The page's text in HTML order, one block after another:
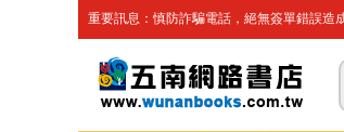
重要訊息：慎防詐騙電話，絕無簽單錯誤造